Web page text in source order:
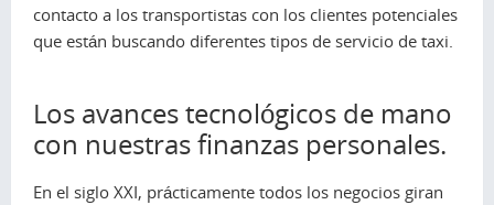
contacto a los transportistas con los clientes potenciales
que están buscando diferentes tipos de servicio de taxi.
Los avances tecnológicos de mano
con nuestras finanzas personales.
En el siglo XXI, prácticamente todos los negocios giran